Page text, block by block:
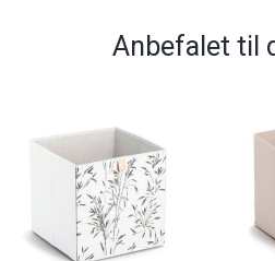
Anbefalet til